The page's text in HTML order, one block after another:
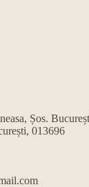
Șos.
013696